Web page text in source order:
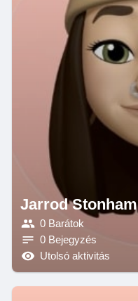
Jarrod Stonham
0 Barátok
0 Bejegyzés
Utolsó aktivitás